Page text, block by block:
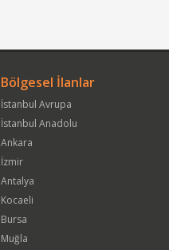
Bölgesel İlanlar
İstanbul Avrupa
İstanbul Anadolu
Ankara
İzmir
Antalya
Kocaeli
Bursa
Muğla